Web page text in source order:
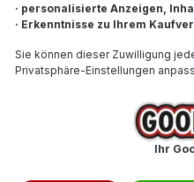
· personalisierte Anzeigen,
· Erkenntnisse zu Ihrem
Sie können dieser Zuwilligung
Privatsphäre-Einstellungen
Ihr